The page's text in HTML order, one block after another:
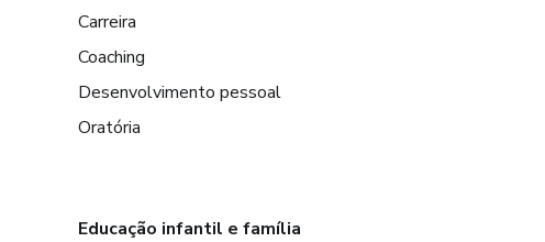
Carreira
Coaching
Desenvolvimento pessoal
Oratória
Educação infantil e família